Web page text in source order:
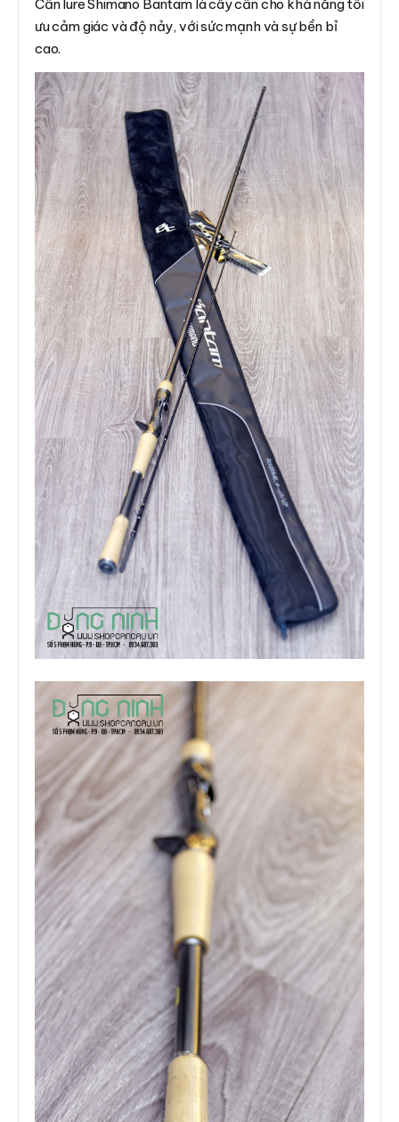
Cần lure Shimano Bantam là cây cần cho khả năng tối
ưu cảm giác và độ nảy, với sức mạnh và sự bền bỉ
cao.